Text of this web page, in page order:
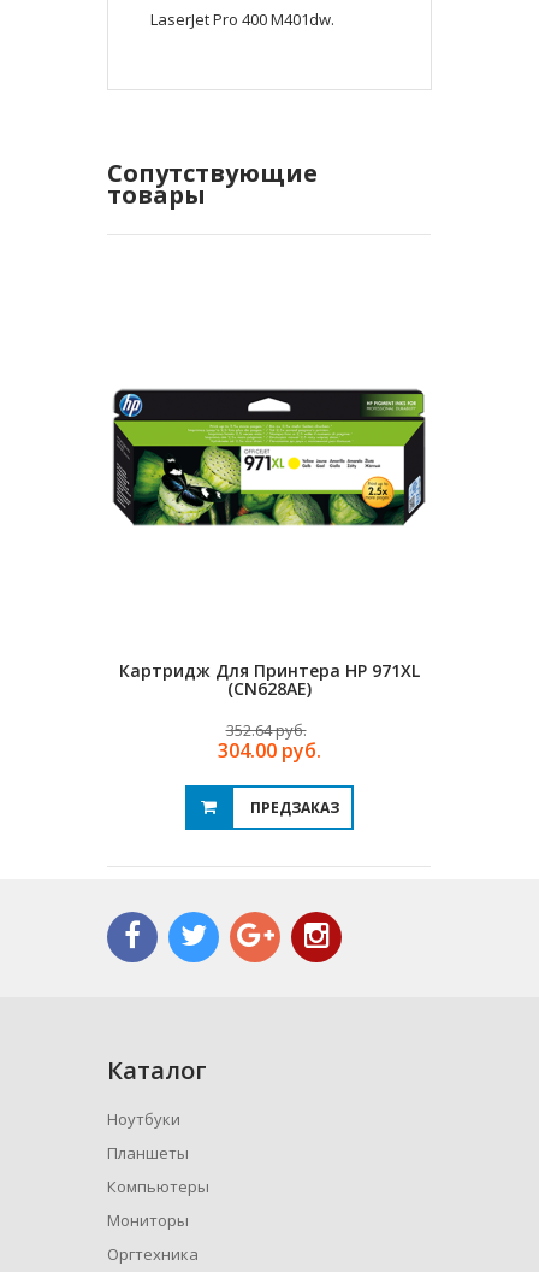
LaserJet Pro 400 M401dw.
Сопутствующие
товары
Картридж Для Принтера HP 971XL
(CN628AE)
352.64 руб.
304.00 руб.
ПРЕДЗАКАЗ
Каталог
Ноутбуки
Планшеты
Компьютеры
Мониторы
Оргтехника